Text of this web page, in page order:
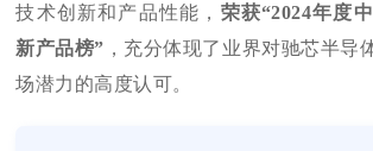
技术创新和产品性能， 荣获“2024年度
新产品榜” ，充分体现了业界对驰芯半导
场潜力的高度认可。